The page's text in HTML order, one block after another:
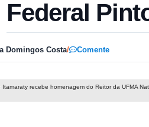
Federal
Domingos Costa/ Comente
recebe homenagem do Reitor da UFMA